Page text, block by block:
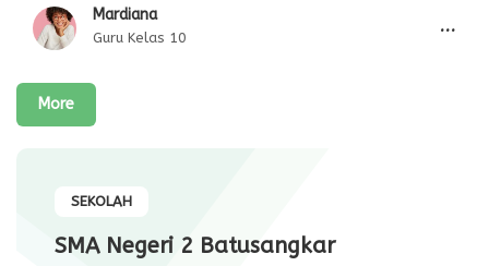
Mardiana
Guru Kelas 10
...
More
SEKOLAH
SMA Negeri 2 Batusangkar